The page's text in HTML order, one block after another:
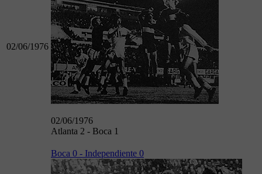
02/06/1976
02/06/1976
Atlanta 2 - Boca 1
Boca 0 - Independiente 0